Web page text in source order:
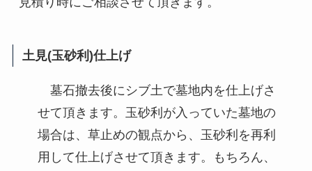
土見(玉砂利)仕上げ
墓石撤去後にシブ土で墓地内を仕上げさ
せて頂きます。玉砂利が入っていた墓地の
場合は、草止めの観点から、玉砂利を再利
用して仕上げさせて頂きます。もちろん、